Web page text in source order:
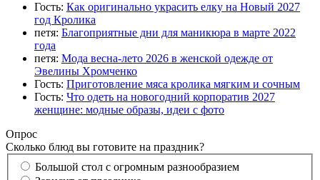
Гость: Как оригинально украсить елку на Новый 2027
год Кролика
петя: Благоприятные дни для маникюра в марте 2022
года
петя: Мода весна-лето 2026 в женской одежде от
Эвелины Хромченко
Гость: Приготовление мяса кролика мягким и сочным
Гость: Что одеть на новогодний корпоратив 2027
женщине: модные образы, идеи с фото
Опрос
Сколько блюд вы готовите на праздник?
Большой стол с огромным разнообразием